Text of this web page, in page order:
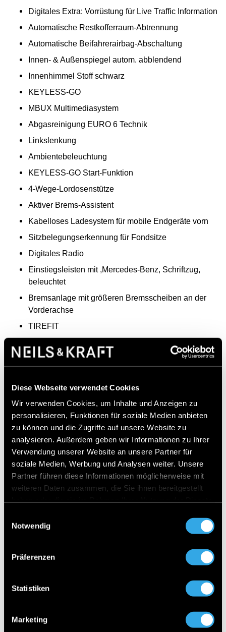
Diese Webseite verwendet Cookies
Wir verwenden Cookies, um Inhalte und Anzeigen zu
personalisieren, Funktionen für soziale Medien anbieten
zu können und die Zugriffe auf unsere Website zu
analysieren. Außerdem geben wir Informationen zu Ihrer
Verwendung unserer Website an unsere Partner für
soziale Medien, Werbung und Analysen weiter. Unsere
Partner führen diese Informationen möglicherweise mit
weiteren Daten zusammen, die Sie ihnen bereitgestellt
Notwendig
Präferenzen
Statistiken
Marketing
Digitales Extra: Vorrüstung für Live Traffic Information
Automatische Restkofferraum-Abtrennung
Automatische Beifahrerairbag-Abschaltung
Innen- & Außenspiegel autom. abblendend
Innenhimmel Stoff schwarz
KEYLESS-GO
MBUX Multimediasystem
Abgasreinigung EURO 6 Technik
Linkslenkung
Ambientebeleuchtung
KEYLESS-GO Start-Funktion
4-Wege-Lordosenstütze
Aktiver Brems-Assistent
Kabelloses Ladesystem für mobile Endgeräte vorn
Sitzbelegungserkennung für Fondsitze
Digitales Radio
Einstiegsleisten mit ,Mercedes-Benz, Schriftzug,
beleuchtet
Bremsanlage mit größeren Bremsscheiben an der
Vorderachse
TIREFIT
Kommunikationsmodul (5G) für die Nutzung von
9G-TRONIC
Digitales Extra: Vorrüstung für Navigationsdienste
Instrumententafel und Bordkanten in
Ledernachbildung ARTICO in Nappaoptik
Winter-Paket
Ausweichunterstützung
Digitales Extra: Smartphone Integration
Digitales Extra: MBUX Navigation Premium
Sitzlehnen im Fond klappbar
Fingerabdrucksensor
Mittenairbag